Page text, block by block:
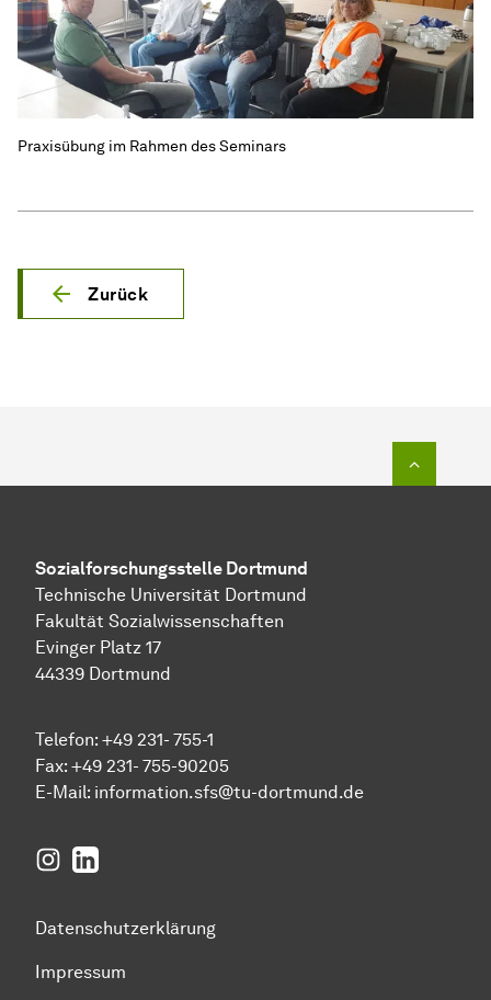
Praxisübung im Rahmen des Seminars
Zurück
Sozial­forschungs­stelle Dortmund
Technische Universität Dortmund
Fakultät Sozialwissenschaften
Evinger Platz 17
44339 Dortmund
Telefon: +49 231- 755-1
Fax: +49 231- 755-90205
E-Mail: information.sfs@tu-dortmund.de
Instagram
LinkedIn
Datenschutzerklärung
Impressum